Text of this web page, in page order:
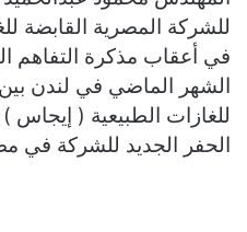
للشركة المصرية القابضة
في أعقاب مذكرة التفاهم
الشهر الماضي في لندن
للغازات الطبيعية ( إيجاس
الحفر الجديد للشركة في